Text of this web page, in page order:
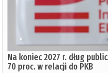
Na koniec 2027 r. dług
70 proc. w relacji do PKB